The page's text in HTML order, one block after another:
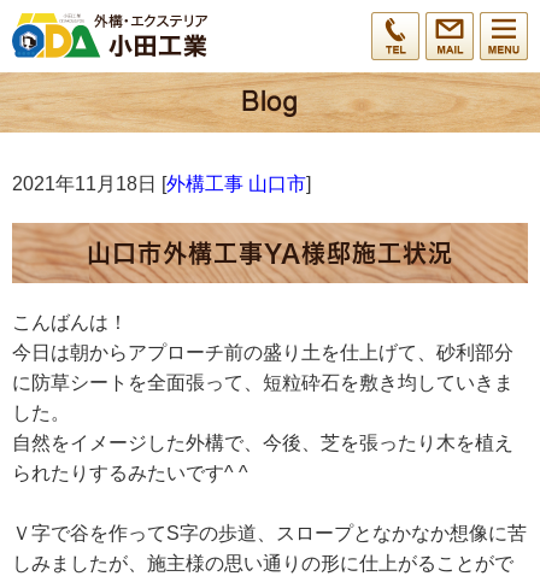
2021年11月18日 [外構工事 山口市]
山口市外構工事YA様邸施工状況
こんばんは！
今日は朝からアプローチ前の盛り土を仕上げて、砂利部分
に防草シートを全面張って、短粒砕石を敷き均していきま
した。
自然をイメージした外構で、今後、芝を張ったり木を植え
られたりするみたいです^ ^
Ｖ字で谷を作ってS字の歩道、スロープとなかなか想像に苦
しみましたが、施主様の思い通りの形に仕上がることがで